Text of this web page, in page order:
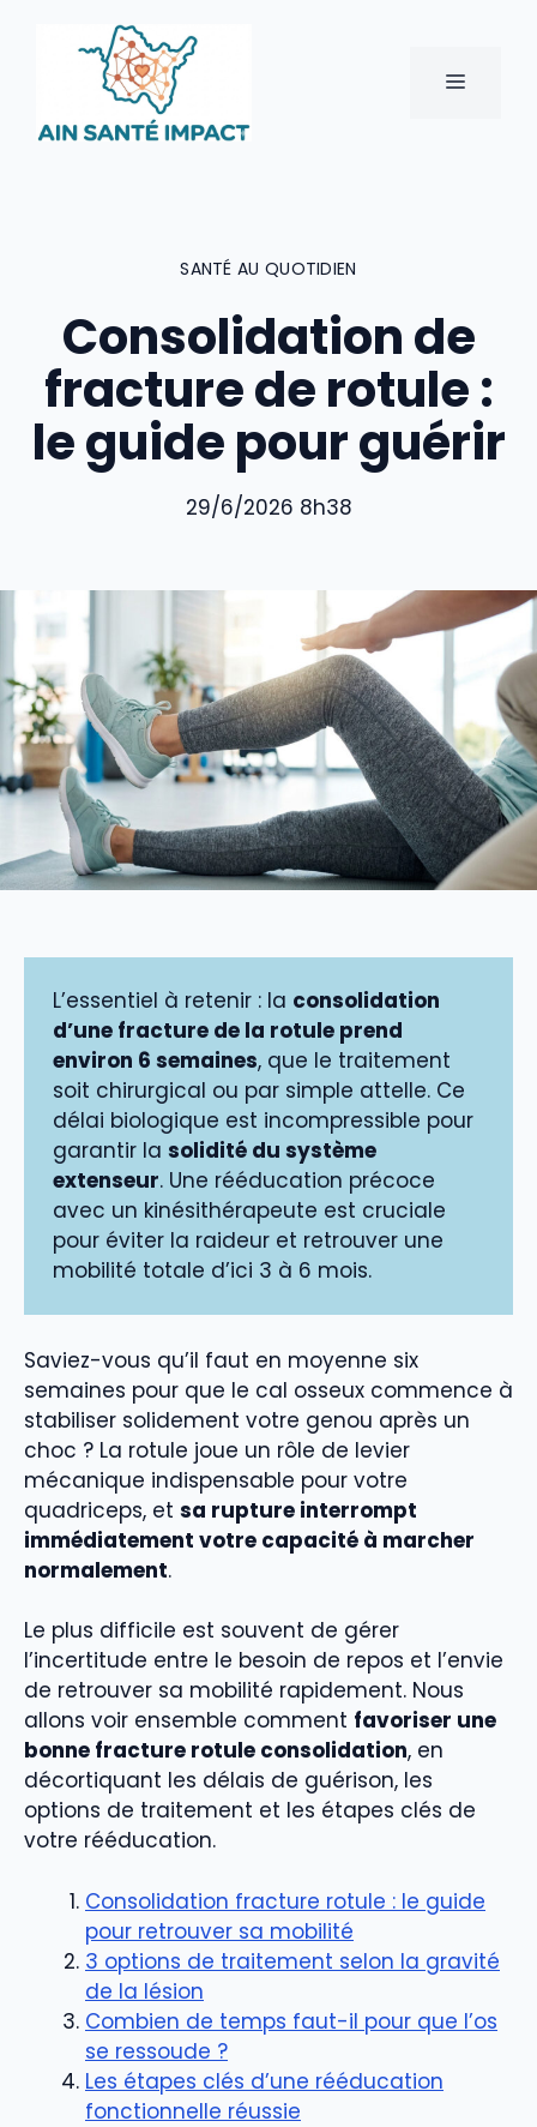
MENU
SANTÉ AU QUOTIDIEN
Consolidation de
fracture de rotule :
le guide pour guérir
29/6/2026 8h38
L’essentiel à retenir : la consolidation
d’une fracture de la rotule prend
environ 6 semaines, que le traitement
soit chirurgical ou par simple attelle. Ce
délai biologique est incompressible pour
garantir la solidité du système
extenseur. Une rééducation précoce
avec un kinésithérapeute est cruciale
pour éviter la raideur et retrouver une
mobilité totale d’ici 3 à 6 mois.
Saviez-vous qu’il faut en moyenne six
semaines pour que le cal osseux commence à
stabiliser solidement votre genou après un
choc ? La rotule joue un rôle de levier
mécanique indispensable pour votre
quadriceps, et sa rupture interrompt
immédiatement votre capacité à marcher
normalement.
Le plus difficile est souvent de gérer
l’incertitude entre le besoin de repos et l’envie
de retrouver sa mobilité rapidement. Nous
allons voir ensemble comment favoriser une
bonne fracture rotule consolidation, en
décortiquant les délais de guérison, les
options de traitement et les étapes clés de
votre rééducation.
Consolidation fracture rotule : le guide
pour retrouver sa mobilité
3 options de traitement selon la gravité
de la lésion
Combien de temps faut-il pour que l’os
se ressoude ?
Les étapes clés d’une rééducation
fonctionnelle réussie